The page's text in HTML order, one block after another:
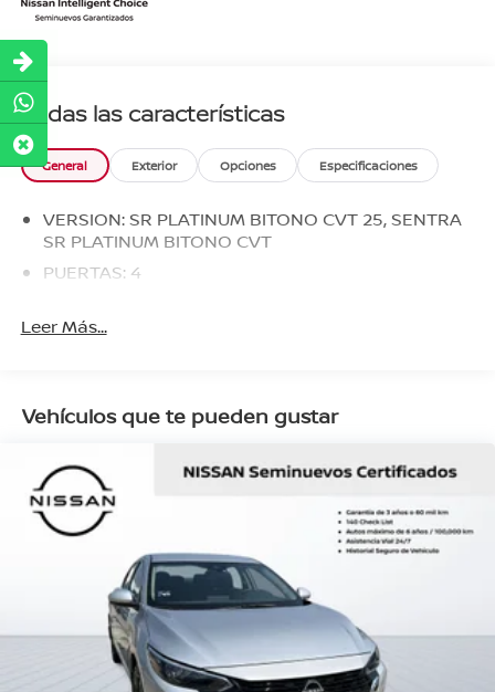
Todas las características
General Exterior Opciones Especificaciones
VERSION: SR PLATINUM BITONO CVT 25, SENTRA
SR PLATINUM BITONO CVT
PUERTAS: 4
Leer Más...
Vehículos que te pueden gustar